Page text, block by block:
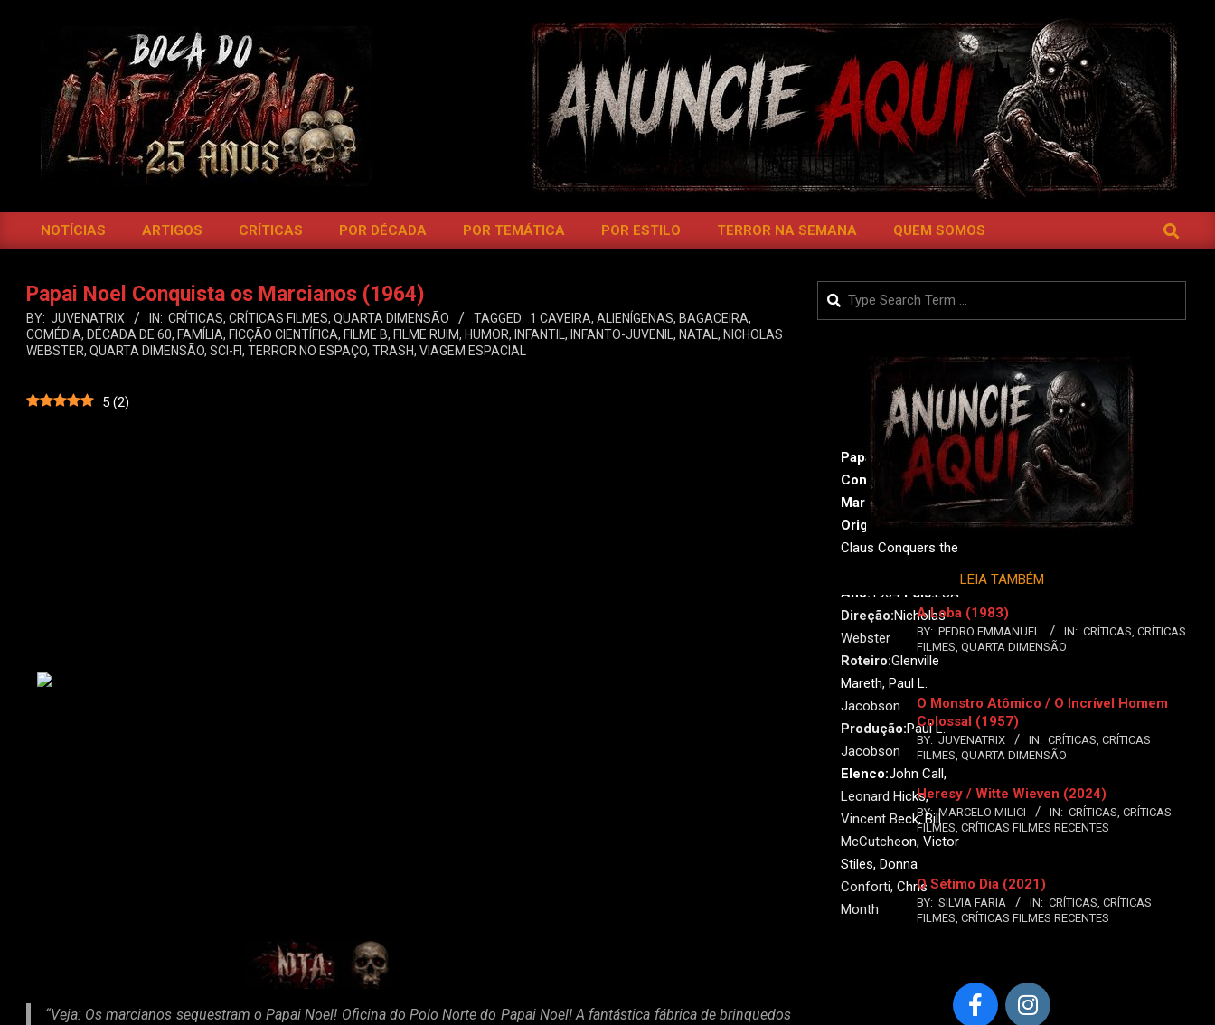
BOCA
DO
Primary
Menu
NOTÍCIAS ARTIGOS CRÍTICAS POR DÉCADA POR TEMÁTICA POR ESTILO TERROR NA SEMANA QUEM SOMOS SEARCH
Papai Noel Conquista os Marcianos (1964)
BY: JUVENATRIX IN: CRÍTICAS, CRÍTICAS FILMES, QUARTA DIMENSÃO TAGGED: 1 CAVEIRA, ALIENÍGENAS, BAGACEIRA,
COMÉDIA, DÉCADA DE 60, FAMÍLIA, FICÇÃO CIENTÍFICA, FILME B, FILME RUIM, HUMOR, INFANTIL , INFANTO-JUVENIL , NATAL , NICHOLAS
WEBSTER, QUARTA DIMENSÃO, SCI-FI, TERROR NO ESPAÇO, TRASH, VIAGEM ESPACIAL
5 (2)
Papai Noel
Conquista os
Marcianos
Original:Santa
Claus Conquers the
Ano: 1964• País:EUA
Direção:Nicholas
Webster
Roteiro:Glenville
Mareth, Paul L.
Jacobson
Produção:Paul L.
Jacobson
Elenco:John Call,
Leonard Hicks,
Vincent Beck, Bill
McCutcheon, Victor
Stiles, Donna
Conforti, Chris
Month
“Veja: Os marcianos sequestram o Papai Noel! Oficina do Polo Norte do Papai Noel! A fantástica fábrica de brinquedos
Search
LEIA TAMBÉM
A Loba (1983)
BY: PEDRO EMMANUEL IN: CRÍTICAS, CRÍTICAS
FILMES, QUARTA DIMENSÃO
O Monstro Atômico / O Incrível Homem
Colossal (1957)
BY: JUVENATRIX IN: CRÍTICAS, CRÍTICAS
FILMES, QUARTA DIMENSÃO
Heresy / Witte Wieven (2024)
BY: MARCELO MILICI IN: CRÍTICAS, CRÍTICAS
FILMES, CRÍTICAS FILMES RECENTES
O Sétimo Dia (2021)
BY: SILVIA FARIA IN: CRÍTICAS, CRÍTICAS
FILMES, CRÍTICAS FILMES RECENTES